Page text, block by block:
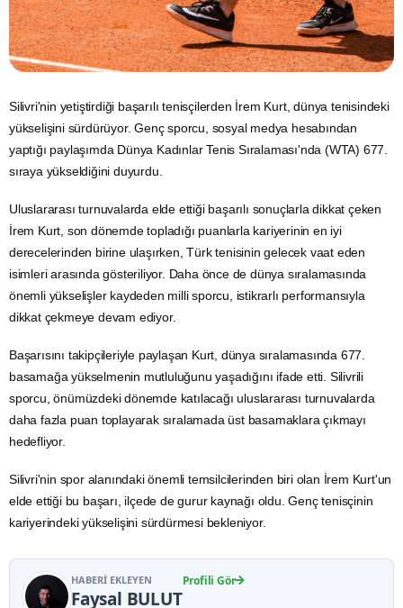
Silivri'nin yetiştirdiği başarılı tenisçilerden İrem Kurt, dünya tenisindeki
yükselişini sürdürüyor. Genç sporcu, sosyal medya hesabından
yaptığı paylaşımda Dünya Kadınlar Tenis Sıralaması'nda (WTA) 677.
sıraya yükseldiğini duyurdu.
Uluslararası turnuvalarda elde ettiği başarılı sonuçlarla dikkat çeken
İrem Kurt, son dönemde topladığı puanlarla kariyerinin en iyi
derecelerinden birine ulaşırken, Türk tenisinin gelecek vaat eden
isimleri arasında gösteriliyor. Daha önce de dünya sıralamasında
önemli yükselişler kaydeden milli sporcu, istikrarlı performansıyla
dikkat çekmeye devam ediyor.
Başarısını takipçileriyle paylaşan Kurt, dünya sıralamasında 677.
basamağa yükselmenin mutluluğunu yaşadığını ifade etti. Silivrili
sporcu, önümüzdeki dönemde katılacağı uluslararası turnuvalarda
daha fazla puan toplayarak sıralamada üst basamaklara çıkmayı
hedefliyor.
Silivri'nin spor alanındaki önemli temsilcilerinden biri olan İrem Kurt'un
elde ettiği bu başarı, ilçede de gurur kaynağı oldu. Genç tenisçinin
kariyerindeki yükselişini sürdürmesi bekleniyor.
HABERI EKLEYEN
Faysal BULUT
Profili Gör